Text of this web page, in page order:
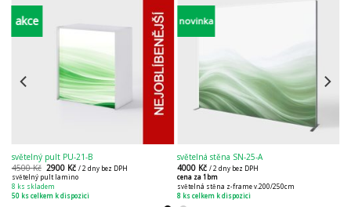
akce
světelný pult PU-21-B
4500Kč 2900 Kč / 2 dny bez DPH
světelný pult lamino
8 ks skladem
50 ks celkem k dispozici
novinka
světelná stěna SN-25-A
4000 Kč / 2 dny bez DPH
cena za 1bm
světelná stěna z-frame v.200/250cm
8 ks celkem k dispozici